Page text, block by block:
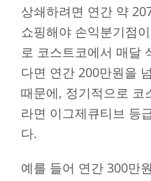
상쇄하려면 연간 약
쇼핑해야 손익분기점
로 코스트코에서 매달
다면 연간 200만원을
때문에, 정기적으로 코
라면 이그제큐티브 등
다.
예를 들어 연간 300만